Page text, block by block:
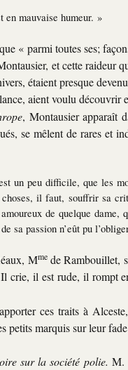
en mauvaise humeur. »
« parmi toutes ses;
et cette raideur
étaient presque
aient voulu découvrir
, Montausier apparaît
se mêlent de rares et
un peu difficile, que les
choses, il faut, souffrir sa
de quelque
sa passion n’eût pu
Mmede Rambouillet,
crie, il est rude, il rompt
ces traits à
petits marquis sur leur
sur la société polie. M.